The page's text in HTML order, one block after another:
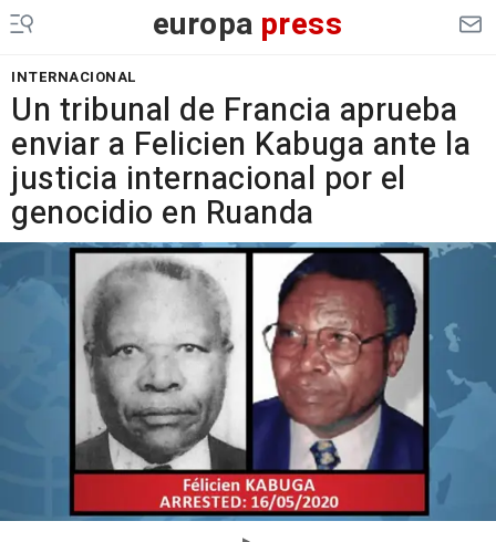
europa press
INTERNACIONAL
Un tribunal de Francia aprueba
enviar a Felicien Kabuga ante la
justicia internacional por el
genocidio en Ruanda